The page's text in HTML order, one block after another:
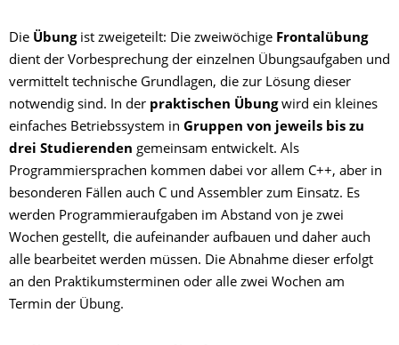
Die Übungist zweigeteilt: Die zweiwöchige Frontalübung
dient der Vorbesprechung der einzelnen Übungsaufgaben und
vermittelt technische Grundlagen, die zur Lösung dieser
notwendig sind. In der praktischen Übungwird ein kleines
einfaches Betriebssystem in Gruppen von jeweils bis zu
drei Studierenden gemeinsam entwickelt. Als
Programmiersprachen kommen dabei vor allem C++, aber in
besonderen Fällen auch C und Assembler zum Einsatz. Es
werden Programmieraufgaben im Abstand von je zwei
Wochen gestellt, die aufeinander aufbauen und daher auch
alle bearbeitet werden müssen. Die Abnahme dieser erfolgt
an den Praktikumsterminen oder alle zwei Wochen am
Termin der Übung.